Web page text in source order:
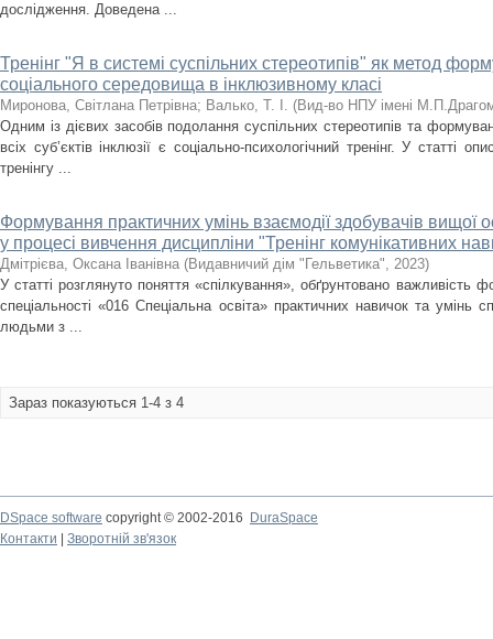
дослідження. Доведена ...
Тренінг "Я в системі суспільних стереотипів" як метод
соціального середовища в інклюзивному класі
Миронова, Світлана Петрівна; Валько, Т. І. (Вид-во НПУ імені
Одним із дієвих засобів подолання суспільних стереотипів та
всіх суб’єктів інклюзії є соціально-психологічний тренінг. У статті
тренінгу ...
Формування практичних умінь взаємодії здобувачів вищої
у процесі вивчення дисципліни "Тренінг комунікативних
Дмітрієва, Оксана Іванівна (Видавничий дім "Гельветика", 2023)
У статті розглянуто поняття «спілкування», обґрунтовано важливість
спеціальності «016 Спеціальна освіта» практичних навичок та умінь
людьми з ...
Зараз показуються 1-4 з 4
DSpace software copyright © 2002-2016
DuraSpace
Контакти
Зворотній зв'язок